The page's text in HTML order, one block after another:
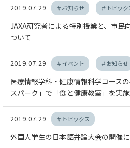
2019.07.29 ＃お知らせ ＃トピック
JAXA研究者による特別授業と、市民
ついて
2019.07.29 ＃イベント ＃お知らせ
医療情報学科・健康情報科学コース
スパーク」で「食と健康教室」を実施
2019.07.29 ＃トピックス
外国人学生の日本語弁論大会の開催